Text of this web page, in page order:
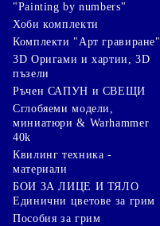
"Painting by numbers"
Хоби комплекти
Комплекти "Арт гравиране"
3D Оригами и хартии, 3D
пъзели
Ръчен САПУН и СВЕЩИ
Сглобяеми модели,
миниатюри & Warhammer
40k
Квилинг техника -
материали
БОИ ЗА ЛИЦЕ И ТЯЛО
Единични цветове за грим
Пособия за грим